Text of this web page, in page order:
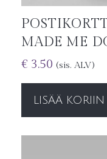
MADE ME
€ 3.50 (sis. ALV)
LISÄÄ KORIIN